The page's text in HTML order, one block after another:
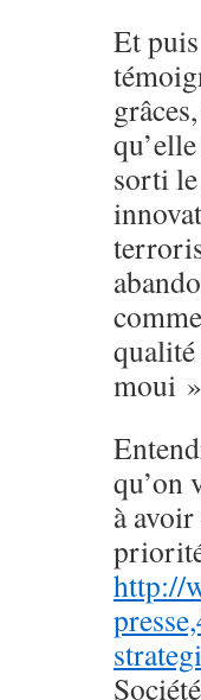
Et
sorti
qualité
moui »
qu’on
à
http://